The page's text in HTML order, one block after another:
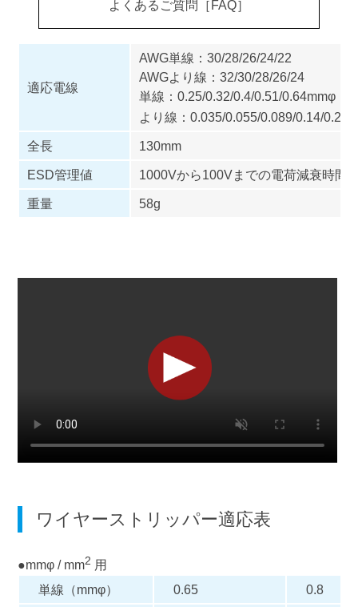
よくあるご質問［FAQ］
適応電線
AWG単線：30/28/26/24/22
AWGより線：32/30/28/26/24
単線：0.25/0.32/0.4/0.51/0.64mmφ
より線：0.035/0.055/0.089/0.14/
全長
130mm
ESD管理値
1000Vから100Vまでの電荷減衰時間
重量
58g
ワイヤーストリッパー適応表
●mmφ / mm2 用
単線（mmφ）
0.65 0.8